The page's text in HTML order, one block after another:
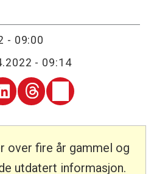
- 09:00
- 09:14
over fire år gammel og
utdatert informasjon.